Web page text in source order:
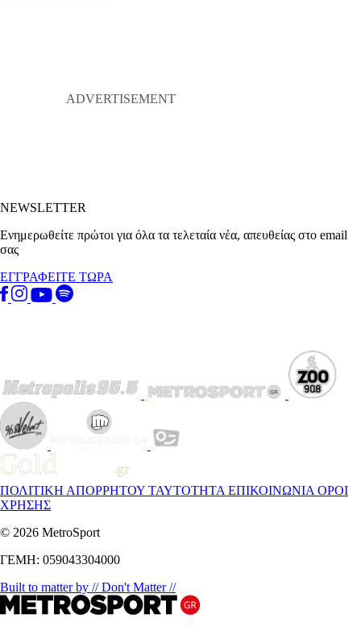
NEWSLETTER
Ενημερωθείτε πρώτοι για όλα τα τελεταία νέα, απευθείας στο email
σας
ΕΓΓΡΑΦΕΙΤΕ ΤΩΡΑ
ΠΟΛΙΤΙΚΗ ΑΠΟΡΡΗΤΟΥ ΤΑΥΤΟΤΗΤΑ ΕΠΙΚΟΙΝΩΝΙΑ ΟΡΟΙ
ΧΡΗΣΗΣ
© 2026 MetroSport
ΓΕΜΗ: 059043304000
Built to matter by // Don't Matter //